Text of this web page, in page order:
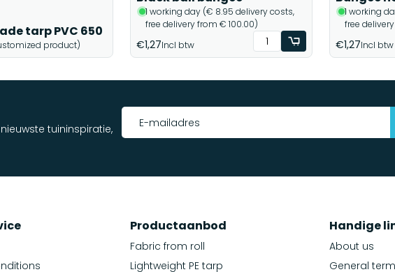
tarp PVC 650
product)
1 working day (€ 8.95 delivery costs,
free delivery from € 100.00)
€1,27Incl btw
1 working
free
€1,27Incl btw
tuininspiratie,
Productaanbod
Fabric from roll
Lightweight PE tarp
Handige
About us
General